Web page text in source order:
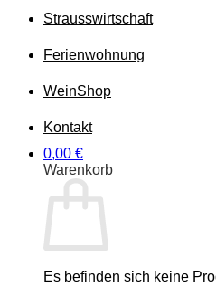
Strausswirtschaft
Ferienwohnung
WeinShop
Kontakt
0,00 €
Warenkorb
Es befinden sich keine